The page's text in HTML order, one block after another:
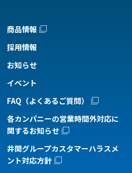
商品情報
採用情報
お知らせ
イベント
FAQ（よくあるご質問）
各カンパニーの営業時間外対応に
関するお知らせ
井関グループカスタマーハラスメ
ント対応方針